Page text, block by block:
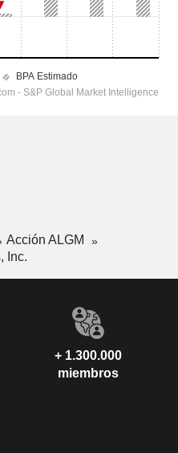
Acción ALGM
Inc.
+ 1.300.000
miembros